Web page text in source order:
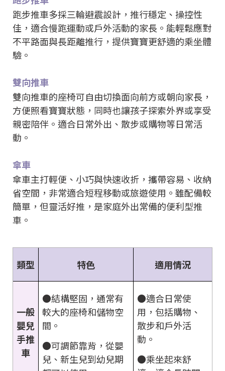
跑步推車多採三輪避震設計，推行穩定、操控性
佳，適合慢跑運動或戶外活動的家長。能輕鬆應對
不平路面與長距離推行，提供寶寶更舒適的乘坐體
驗。
雙向推車
雙向推車的座椅可自由切換面向前方或朝向家長，
方便照看寶寶狀態，同時也讓孩子探索外界或享受
親密陪伴。適合日常外出、散步或購物等日常活
動。
傘車
傘車主打輕便、小巧與快速收折，攜帶容易、收納
省空間，非常適合短程移動或旅遊使用。雖配備較
簡單，但靈活好推，是家庭外出常備的便利型推
車。
類型 特色 適用情況
一般
嬰兒
手推
車
●結構堅固，通常有
較大的座椅和儲物空
間。
●可調節靠背，從嬰
兒、新生兒到幼兒期
●適合日常使
用，包括購物、
散步和戶外活
動。
●乘坐起來舒